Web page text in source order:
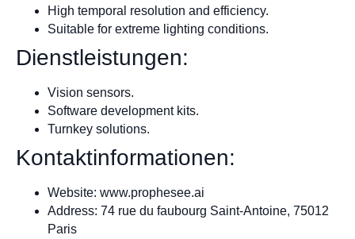
High temporal resolution and efficiency.
Suitable for extreme lighting conditions.
Dienstleistungen:
Vision sensors.
Software development kits.
Turnkey solutions.
Kontaktinformationen:
Website: www.prophesee.ai
Address: 74 rue du faubourg Saint-Antoine, 75012
Paris